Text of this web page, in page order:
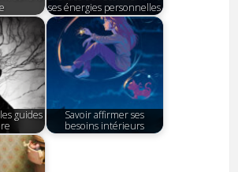
ses énergies personnelles
guides
Savoir affirmer ses
besoins intérieurs